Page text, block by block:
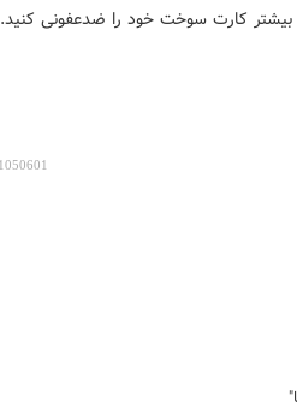
بیشتر کارت سوخت خود را ضدعفونی کنید.